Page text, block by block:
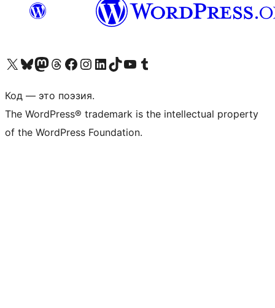
Посетите нас в X (ранее Twitter)
Посетите нашу учётную запись в Bluesky
Посетите нашу ленту в Mastodon
Посетите нашу учётную запись в Threads
Посетите нашу страницу на Facebook
Посетите наш Instagram
Посетите нашу страницу в LinkedIn
Посетите нашу учётную запись в TikTok
Посетите наш канал YouTube
Посетите нашу учётную запись в Tumblr
Код — это поэзия.
The WordPress® trademark is the intellectual property
of the WordPress Foundation.